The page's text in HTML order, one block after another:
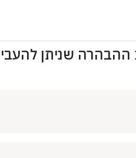
שניתן